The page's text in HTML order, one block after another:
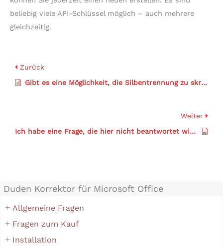
beliebig viele API-Schlüssel möglich – auch mehrere
gleichzeitig.
Zurück
Gibt es eine Möglichkeit, die Silbentrennung zu skripten oder zu automatisieren?
Weiter
Ich habe eine Frage, die hier nicht beantwortet wird.
Duden Korrektor für Microsoft Office
Allgemeine Fragen
Fragen zum Kauf
Installation